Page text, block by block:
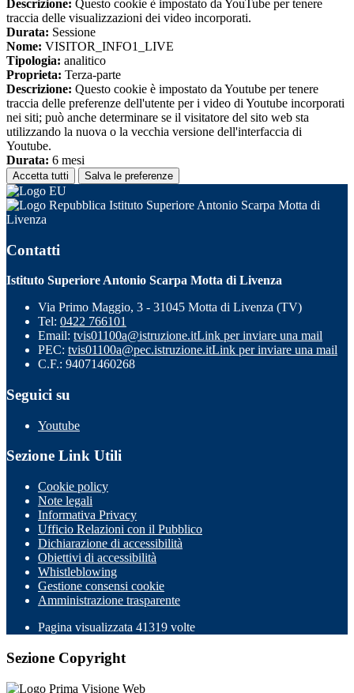
Descrizione: Questo cookie è impostato da YouTube per tenere
traccia delle visualizzazioni dei video incorporati.
Durata: Sessione
Nome: VISITOR_INFO1_LIVE
Tipologia: analitico
Proprieta: Terza-parte
Descrizione: Questo cookie è impostato da Youtube per tenere
traccia delle preferenze dell'utente per i video di Youtube incorporati
nei siti; può anche determinare se il visitatore del sito web sta
utilizzando la nuova o la vecchia versione dell'interfaccia di
Youtube.
Durata: 6 mesi
Accetta tutti Salva le preferenze
Istituto Superiore Antonio Scarpa Motta di
Livenza
Contatti
Istituto Superiore Antonio Scarpa Motta di Livenza
Via Primo Maggio, 3 - 31045 Motta di Livenza (TV)
Tel: 0422 766101
Email: tvis01100a@istruzione.itLink per inviare una mail
PEC: tvis01100a@pec.istruzione.itLink per inviare una mail
C.F.: 94071460268
Seguici su
Youtube
Sezione Link Utili
Cookie policy
Note legali
Informativa Privacy
Ufficio Relazioni con il Pubblico
Dichiarazione di accessibilità
Obiettivi di accessibilità
Whistleblowing
Gestione consensi cookie
Amministrazione trasparente
Pagina visualizzata 41319 volte
Sezione Copyright